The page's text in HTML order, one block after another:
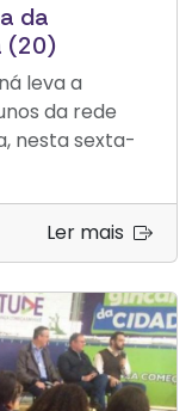
da
(20)
leva a
da rede
nesta sexta-
Ler mais